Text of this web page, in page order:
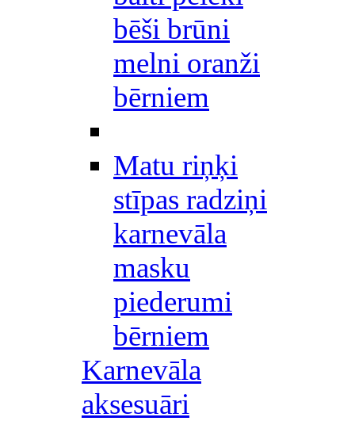
bēši brūni
melni oranži
bērniem
Matu riņķi
stīpas radziņi
karnevāla
masku
piederumi
bērniem
Karnevāla
aksesuāri